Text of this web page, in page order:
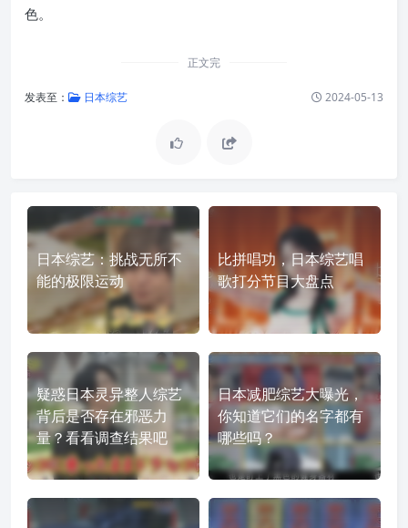
色。
正文完
发表至： 日本综艺 2024-05-13
日本综艺：挑战无所不
能的极限运动
比拼唱功，日本综艺唱
歌打分节目大盘点
疑惑日本灵异整人综艺
背后是否存在邪恶力
量？看看调查结果吧
日本减肥综艺大曝光，
你知道它们的名字都有
哪些吗？